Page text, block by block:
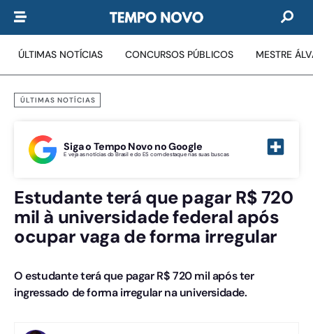
ÚLTIMAS NOTÍCIAS CONCURSOS PÚBLICOS MESTRE
ÚLTIMAS NOTÍCIAS
Siga o Tempo Novo no Google
E veja as notícias do Brasil e do ES com destaque nas suas buscas
Estudante terá que pagar R$ 720
mil à universidade federal após
ocupar vaga de forma irregular
O estudante terá que pagar R$ 720 mil após ter
ingressado de forma irregular na universidade.